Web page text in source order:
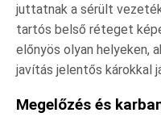
juttatnak a sérült
tartós belső réteget
előnyös olyan helyeken,
javítás jelentős károkkal
Megelőzés és